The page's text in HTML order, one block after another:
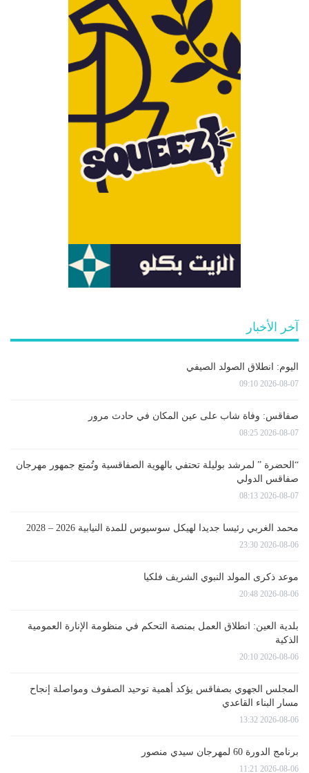
آخر الأخبار
اليوم: انطلاق الصولد الصيفي
2026-08-07 09:10
صفاقس: وفاة شاب على عين المكان في حادث مرور
2026-08-07 08:25
“الحضرة ” لمرشد بوليلة تحتفي بالهوية الصفاقسية وتُمتع جمهور مهرجان
صفاقس الدولي
2026-08-07 08:13
محمد الغربي رئيسا جديدا لهيكل سوسيوس للمدة النيابية 2026 – 2028
2026-08-06 23:30
موعد ذكرى المولد النبوي الشريف فلكيا
2026-08-06 20:48
بلدية العين: انطلاق العمل بمنصة التحكم في منظومة الإنارة العمومية
الذكية
2026-08-06 20:10
المجلس الجهوي بصفاقس يؤكد أهمية توحيد الصفوف ومواصلة إنجاح
مسار البناء القاعدي
2026-08-06 13:32
برنامج الدورة 60 لمهرجان سيدي منصور
2026-08-06 11:21